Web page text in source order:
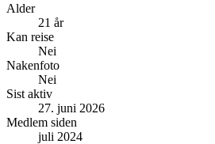
Alder
21 år
Kan reise
Nei
Nakenfoto
Nei
Sist aktiv
27. juni 2026
Medlem siden
juli 2024